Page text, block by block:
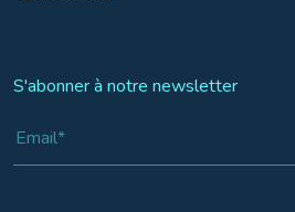
S'abonner à notre newsletter